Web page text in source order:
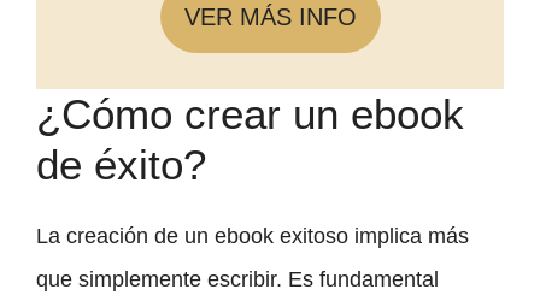
VER MÁS INFO
¿Cómo crear un ebook
de éxito?
La creación de un ebook exitoso implica más
que simplemente escribir. Es fundamental